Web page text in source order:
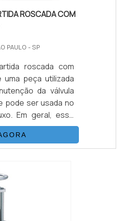
ROSCADA COM
PAULO - SP
roscada com
peça utilizada
da válvula
pode ser usada no
Em geral, esse
uma esfera oca,
que serve para
fluxo de fluidos ou
pneumático
rapidez e